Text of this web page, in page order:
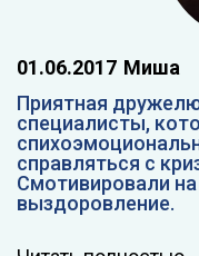
01.06.2017 Миша
Приятная
специалисты,
справляться с
Смотивировали
выздоровление.